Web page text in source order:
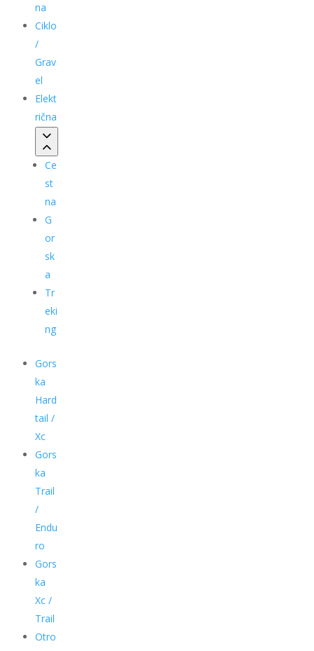
na
Ciklo
/
Grav
el
Elekt
rična
Ce
st
na
G
or
sk
a
Tr
eki
ng
Gors
ka
Hard
tail /
Xc
Gors
ka
Trail
/
Endu
ro
Gors
ka
Xc /
Trail
Otro